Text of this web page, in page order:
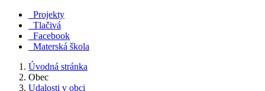
Projekty
Tlačivá
Facebook
Materská škola
Úvodná stránka
Obec
Udalosti v obci